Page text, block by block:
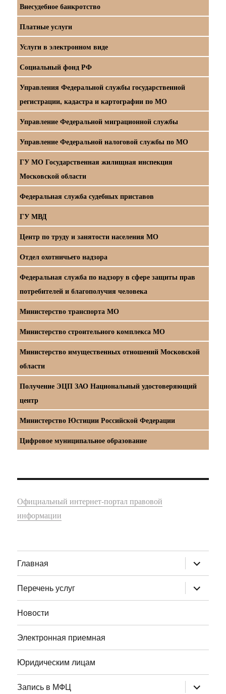
Внесудебное банкротство
Платные услуги
Услуги в электронном виде
Социальный фонд РФ
Управления Федеральной службы государственной
регистрации, кадастра и картографии по МО
Управление Федеральной миграционной службы
Управление Федеральной налоговой службы по МО
ГУ МО Государственная жилищная инспекция
Московской области
Федеральная служба судебных приставов
ГУ МВД
Центр по труду и занятости населения МО
Отдел охотничьего надзора
Федеральная служба по надзору в сфере защиты прав
потребителей и благополучия человека
Министерство транспорта МО
Министерство строительного комплекса МО
Министерство имущественных отношений Московской
области
Получение ЭЦП ЗАО Национальный удостоверяющий
центр
Министерство Юстиции Российской Федерации
Цифровое муниципальное образование
Официальный интернет-портал правовой
информации
Главная раскрыть
дочернее
меню
Перечень услуг
раскрыть
дочернее
меню
Новости
Электронная приемная
Юридическим лицам
Запись в МФЦ раскрыть